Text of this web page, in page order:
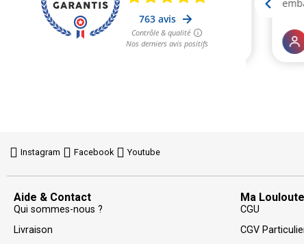
Instagram Facebook Youtube
Aide & Contact
Qui sommes-nous ?
Livraison
Ma Louloute
CGU
CGV